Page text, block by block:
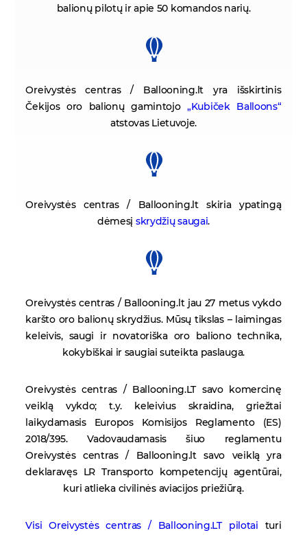
balionų pilotų ir apie 50 komandos narių.
Oreivystės centras / Ballooning.ltyra išskirtinis
Čekijos oro balionų gamintojo„Kubiček Balloons“
atstovas Lietuvoje.
Oreivystės centras / Ballooning.ltskiria ypatingą
dėmesį skrydžių saugai.
Oreivystės centras / Ballooning.ltjau 27 metus vykdo
karšto oro balionų skrydžius. Mūsų tikslas – laimingas
keleivis, saugi ir novatoriška oro baliono technika,
kokybiškai ir saugiai suteikta paslauga.
Oreivystės centras / Ballooning.LT savo komercinę
veiklą vykdo; t.y. keleivius skraidina, griežtai
laikydamasis Europos Komisijos Reglamento (ES)
2018/395. Vadovaudamasis šiuo reglamentu
Oreivystės centras / Ballooning.lt savo veiklą yra
deklaravęs LR Transporto kompetencijų agentūrai,
kuri atlieka civilinės aviacijos priežiūrą.
Visi Oreivystės centras / Ballooning.LT pilotai turi